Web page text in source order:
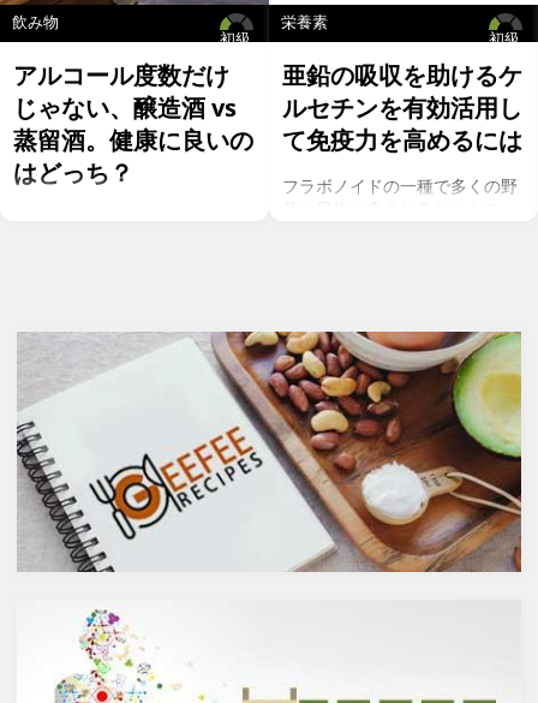
初級
飲み物
アルコール度数だけ
じゃない、醸造酒 vs
蒸留酒。健康に良いの
はどっち？
やウォッカ等の蒸留酒は、度数
も高いため健康に悪そうなイ
メージで、ワインや日本酒など
は何となくナチュラルな感じで
アルコール度数も低いのでそう
悪くもなさそうなイメージです
が、実際のところどうなので
しょうか？今回は、大きく分け
て2種類あるお酒の製造方法
（醸造酒と蒸留酒）の違いに
よって健康に対してどのような
ていきます。
醸造酒と蒸留酒の違いとは？
主にお酒は製造方法によって醸
造酒と蒸留酒の2つと、香料や
糖分、果実などを加えた混成酒
初級
栄養素
亜鉛の吸収を助けるケ
ルセチンを有効活用し
て免疫力を高めるには
フラボノイドの一種で多くの野
菜や果物に含まれるケルセチ
まれるケルセチンが、血中コレ
ステロールを値を抑え心臓病の
リスクを軽減するということを
お伝えしましたが、ケルセチン
には抗菌抗ウィルス作用があり
ウイルスとの闘いを促進する可
能性があると言われています。
また、免疫力の維持に重要な働
きを持つ亜鉛との相乗効果もあ
ると考えられています。今回
は、このケルセチンの健康効果
ない植物化合物であるケルセチ